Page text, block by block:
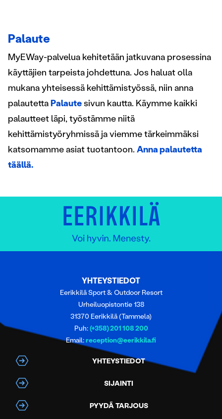
Palaute
MyEWay-palvelua kehitetään jatkuvana prosessina
käyttäjien tarpeista johdettuna. Jos haluat olla
mukana yhteisessä kehittämistyössä, niin anna
palautettaPalautesivun kautta. Käymme kaikki
palautteet läpi, työstämme niitä
kehittämistyöryhmissä ja viemme tärkeimmäksi
katsomamme asiat tuotantoon. Anna palautetta
täällä.
YHTEYSTIEDOT
Eerikkilä Sport & Outdoor Resort
Urheiluopistontie 138
31370 Eerikkilä (Tammela)
Puh:(+358) 201 108 200
Email:reception@eerikkila.fi
YHTEYSTIEDOT
SIJAINTI
PYYDÄ TARJOUS